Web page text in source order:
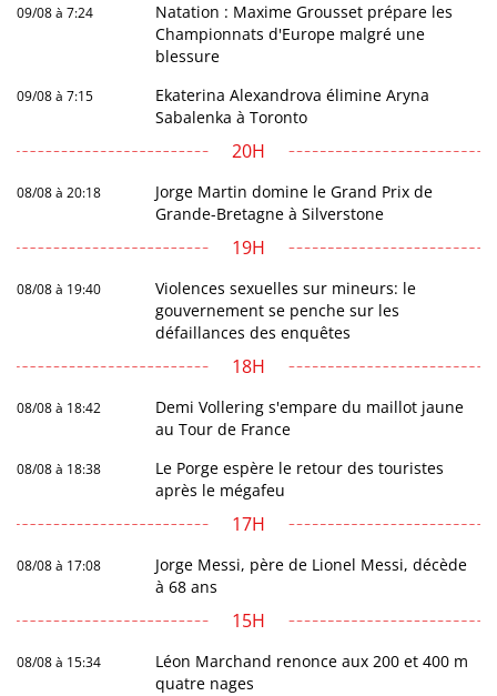
09/08 à 7:24
Natation : Maxime Grousset prépare les
Championnats d'Europe malgré une
blessure
09/08 à 7:15
Ekaterina Alexandrova élimine Aryna
Sabalenka à Toronto
20H
08/08 à 20:18
Jorge Martin domine le Grand Prix de
Grande-Bretagne à Silverstone
19H
08/08 à 19:40
Violences sexuelles sur mineurs: le
gouvernement se penche sur les
défaillances des enquêtes
18H
08/08 à 18:42
Demi Vollering s'empare du maillot jaune
au Tour de France
08/08 à 18:38
Le Porge espère le retour des touristes
après le mégafeu
17H
08/08 à 17:08
Jorge Messi, père de Lionel Messi, décède
à 68 ans
15H
08/08 à 15:34
Léon Marchand renonce aux 200 et 400 m
quatre nages